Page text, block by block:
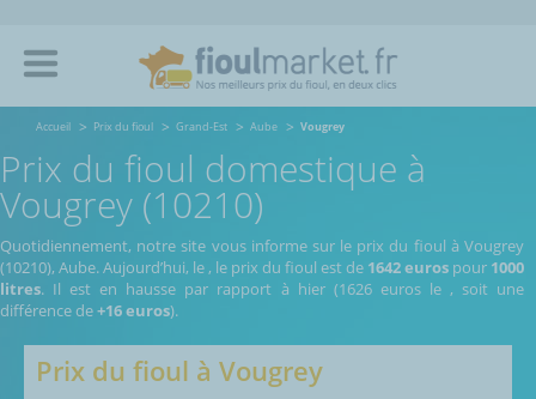
Accueil Prix du fioul Grand-Est Aube Vougrey
Prix du fioul domestique à
Vougrey (10210)
Quotidiennement, notre site vous informe sur le prix du fioul à Vougrey
(10210), Aube.Aujourd’hui, le, le prix du fioul est de 1642 euros pour 1000
litres. Il est en hausse par rapport à hier (1626 euros le , soit une
différence de+16 euros).
Prix du fioul à Vougrey